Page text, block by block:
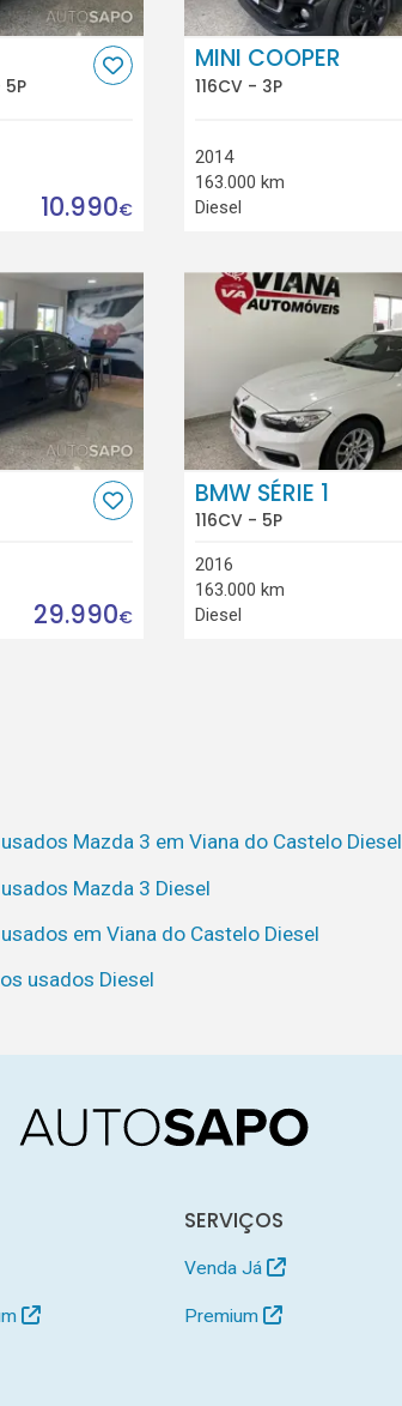
5P
10.990€
MINI COOPER
116CV - 3P
2014
163.000 km
Diesel
29.990€
BMW SÉRIE 1
116CV - 5P
2016
163.000 km
Diesel
Mazda 3 em Viana do Castelo Diesel
Mazda 3 Diesel
em Viana do Castelo Diesel
usados Diesel
SERVIÇOS
Venda Já
Premium